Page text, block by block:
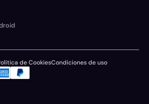
de CookiesCondiciones de uso